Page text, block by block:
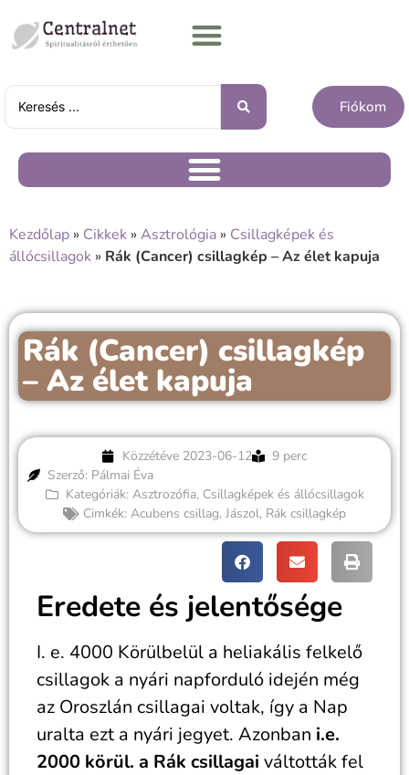
Fiókom
Kezdőlap » Cikkek » Asztrológia » Csillagképek és
állócsillagok » Rák (Cancer) csillagkép – Az élet kapuja
Rák (Cancer) csillagkép
– Az élet kapuja
Közzétéve 2023-06-12
9 perc
Szerző: Pálmai Éva
Kategóriák: Asztrozófia, Csillagképek és állócsillagok
Cimkék: Acubens csillag, Jászol, Rák csillagkép
Eredete és jelentősége
I. e. 4000 Körülbelül a heliakális felkelő
csillagok a nyári napforduló idején még
az Oroszlán csillagai voltak, így a Nap
uralta ezt a nyári jegyet. Azonban i.e.
2000 körül. a Rák csillagai váltották fel